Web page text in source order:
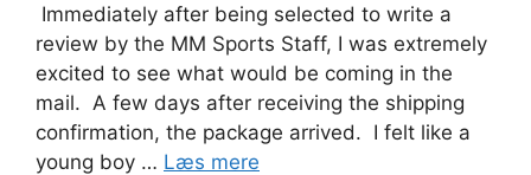
Immediately after being selected to write a
review by the MM Sports Staff, I was extremely
excited to see what would be coming in the
mail. A few days after receiving the shipping
confirmation, the package arrived. I felt like a
young boy … Læs mere